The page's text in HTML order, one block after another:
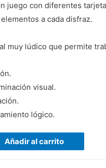
juego con diferentes
a cada disfraz.
muy lúdico que permite
visual.
lógico.
Añadir al carrito